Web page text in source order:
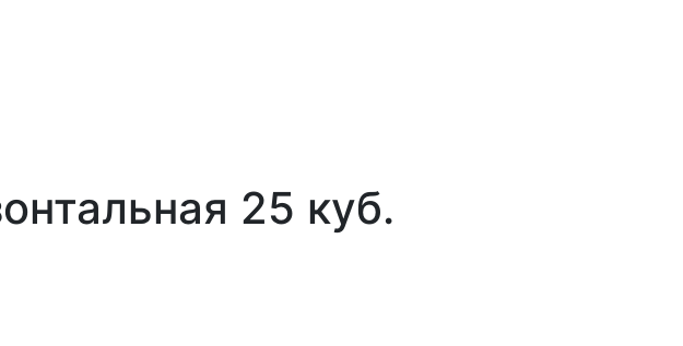
25 куб.